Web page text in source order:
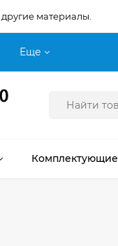
материалы.
Еще
Комплектующие